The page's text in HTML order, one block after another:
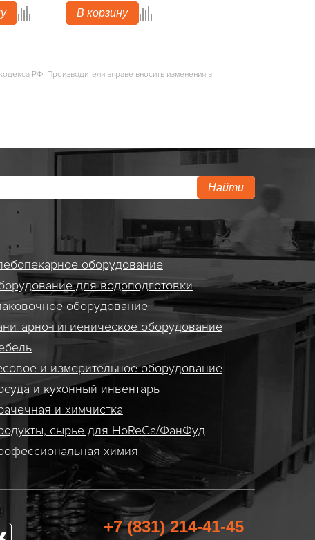
В корзину
РФ. Производители вправе вносить изменения в
Найти
оборудование
для водоподготовки
оборудование
гигиеническое оборудование
и измерительное оборудование
и кухонный инвентарь
и химчистка
сырье для HoReCa/ФанФуд
химия
+7 (831) 214-41-45